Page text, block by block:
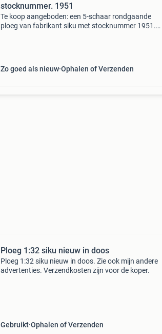
stocknummer. 1951
Te koop aangeboden: een 5-schaar rondgaande
ploeg van fabrikant siku met stocknummer 1951.
Zo goed als nieuw Ophalen of Verzenden
Ploeg 1:32 siku nieuw in doos
Ploeg 1:32 siku nieuw in doos. Zie ook mijn andere
advertenties. Verzendkosten zijn voor de koper.
Gebruikt Ophalen of Verzenden